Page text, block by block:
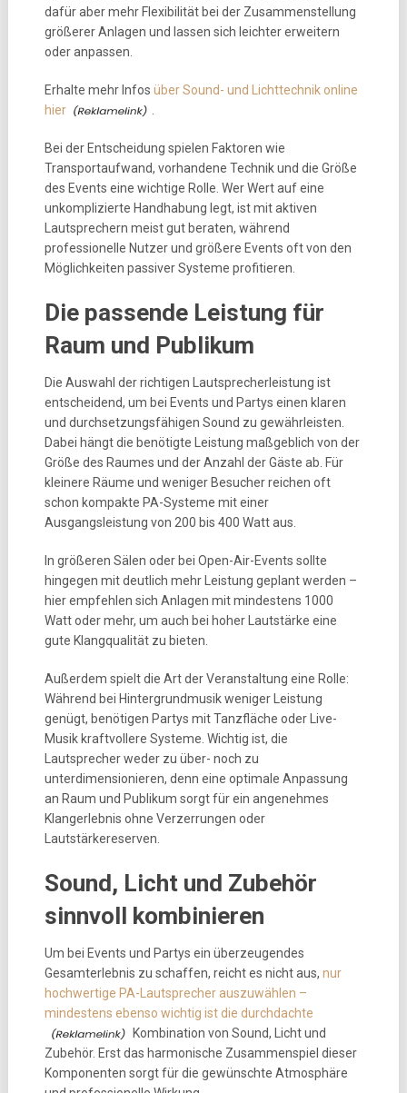
dafür aber mehr Flexibilität bei der Zusammenstellung
größerer Anlagen und lassen sich leichter erweitern
oder anpassen.
Erhalte mehr Infos über Sound- und Lichttechnik online
hier
Bei der Entscheidung spielen Faktoren wie
Transportaufwand, vorhandene Technik und die Größe
des Events eine wichtige Rolle. Wer Wert auf eine
unkomplizierte Handhabung legt, ist mit aktiven
Lautsprechern meist gut beraten, während
professionelle Nutzer und größere Events oft von den
Möglichkeiten passiver Systeme profitieren.
Die passende Leistung für
Raum und Publikum
Die Auswahl der richtigen Lautsprecherleistung ist
entscheidend, um bei Events und Partys einen klaren
und durchsetzungsfähigen Sound zu gewährleisten.
Dabei hängt die benötigte Leistung maßgeblich von der
Größe des Raumes und der Anzahl der Gäste ab. Für
kleinere Räume und weniger Besucher reichen oft
schon kompakte PA-Systeme mit einer
Ausgangsleistung von 200 bis 400 Watt aus.
In größeren Sälen oder bei Open-Air-Events sollte
hingegen mit deutlich mehr Leistung geplant werden –
hier empfehlen sich Anlagen mit mindestens 1000
Watt oder mehr, um auch bei hoher Lautstärke eine
gute Klangqualität zu bieten.
Außerdem spielt die Art der Veranstaltung eine Rolle:
Während bei Hintergrundmusik weniger Leistung
genügt, benötigen Partys mit Tanzfläche oder Live-
Musik kraftvollere Systeme. Wichtig ist, die
Lautsprecher weder zu über- noch zu
unterdimensionieren, denn eine optimale Anpassung
an Raum und Publikum sorgt für ein angenehmes
Klangerlebnis ohne Verzerrungen oder
Lautstärkereserven.
Sound, Licht und Zubehör
sinnvoll kombinieren
Um bei Events und Partys ein überzeugendes
Gesamterlebnis zu schaffen, reicht es nicht aus, nur
hochwertige PA-Lautsprecher auszuwählen –
mindestens ebenso wichtig ist die durchdachte
Kombination von Sound, Licht und
Zubehör. Erst das harmonische Zusammenspiel dieser
Komponenten sorgt für die gewünschte Atmosphäre